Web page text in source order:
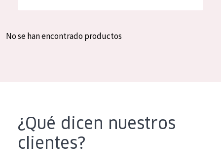
Crema de día
Crema de noche
Spanish
No se han encontrado productos
¿Qué dicen nuestros
clientes?